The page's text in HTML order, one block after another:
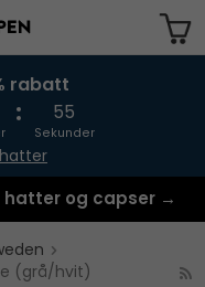
rabatt
54
Sekunder
og capser →
(grå/hvit)